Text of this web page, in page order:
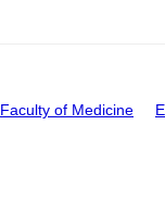
Faculty of Medicine